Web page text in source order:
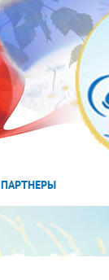
ПАРТНЕРЫ